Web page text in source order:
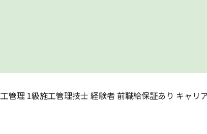
管理 1級施工管理技士 経験者 前職給保証あり キャリ